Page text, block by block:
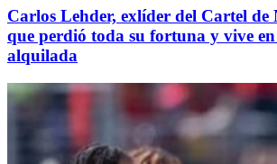
Carlos Lehder, exlíder del Cartel de
que perdió toda su fortuna y vive en
alquilada